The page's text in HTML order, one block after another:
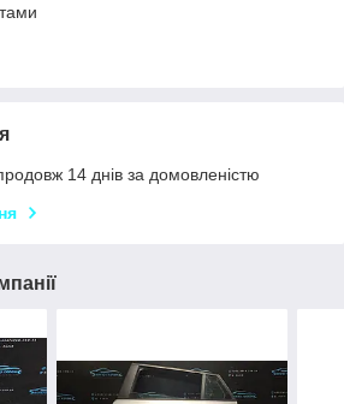
14 днів за домовленістю